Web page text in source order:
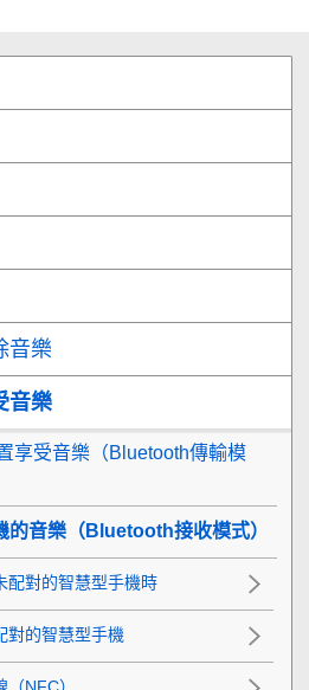
音樂
音樂
享受音樂（Bluetooth傳輸模
的音樂（Bluetooth接收模式）
配對的智慧型手機時
對的智慧型手機